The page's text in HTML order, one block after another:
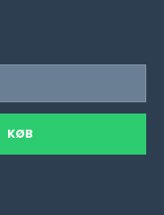
KØB